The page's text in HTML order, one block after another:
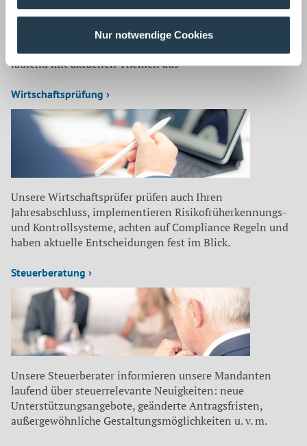
Nur notwendige Cookies
laufend mit aktuellen Themen aus
Wirtschaftsprüfung ›
Unsere Wirtschaftsprüfer prüfen auch Ihren
Jahresabschluss, implementieren Risikofrüherkennungs-
und Kontrollsysteme, achten auf Compliance Regeln und
haben aktuelle Entscheidungen fest im Blick.
Steuerberatung ›
Unsere Steuerberater informieren unsere Mandanten
laufend über steuerrelevante Neuigkeiten: neue
Unterstützungsangebote, geänderte Antragsfristen,
außergewöhnliche Gestaltungsmöglichkeiten u. v. m.